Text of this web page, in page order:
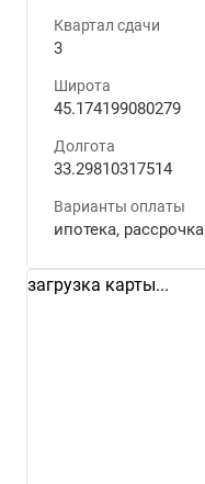
Квартал сдачи
3
Широта
45.174199080279
Долгота
33.29810317514
Варианты оплаты
ипотека, рассрочка
загрузка карты...